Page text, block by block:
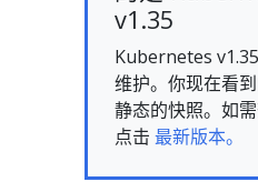
v1.35
Kubernetes
维护。你现在看
静态的快照。如
点击 最新版本。